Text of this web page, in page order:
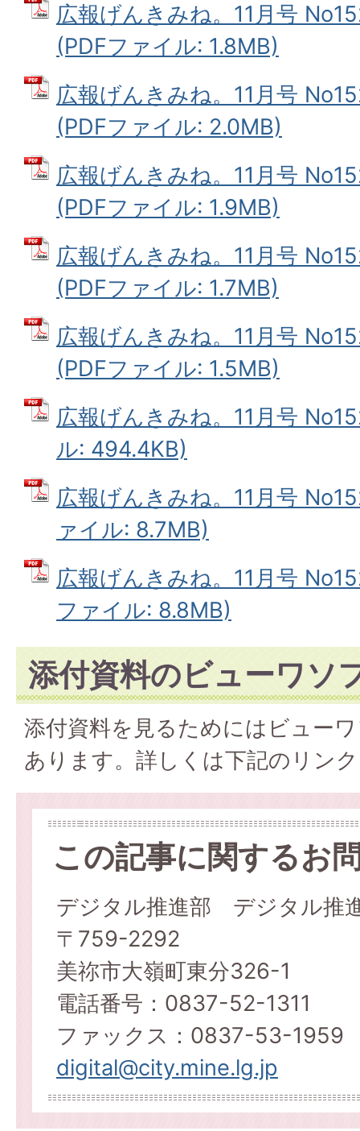
広報げんきみね。11月号
(PDFファイル: 1.8MB)
広報げんきみね。11月号
(PDFファイル: 2.0MB)
広報げんきみね。11月号
(PDFファイル: 1.9MB)
広報げんきみね。11月号
(PDFファイル: 1.7MB)
広報げんきみね。11月号
(PDFファイル: 1.5MB)
広報げんきみね。11月号
ル: 494.4KB)
広報げんきみね。11月号
ァイル: 8.7MB)
広報げんきみね。11月号
ファイル: 8.8MB)
添付資料のビューワソ
添付資料を見るためにはビュー
あります。詳しくは下記のリン
この記事に関するお
デジタル推進部 デジタル推
〒759-2292
美祢市大嶺町東分326-1
電話番号：0837-52-1311
ファックス：0837-53-1959
digital@city.mine.lg.jp